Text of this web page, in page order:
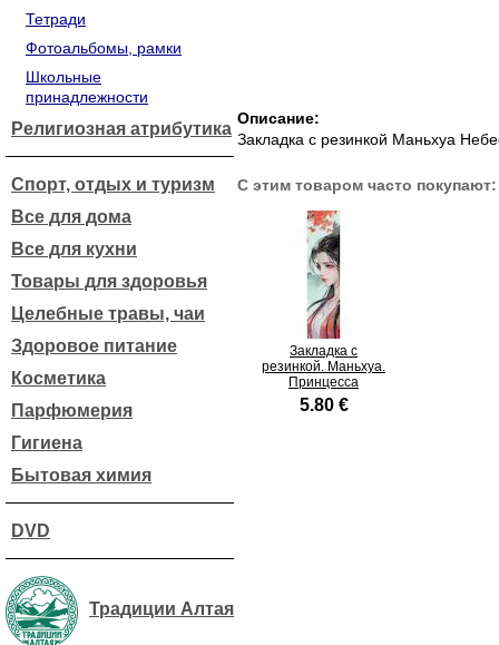
Тетради
Фотоальбомы, рамки
Школьные
принадлежности
Религиозная атрибутика
Спорт, отдых и туризм
Все для дома
Все для кухни
Товары для здоровья
Целебные травы, чаи
Здоровое питание
Косметика
Парфюмерия
Гигиена
Бытовая химия
DVD
Традиции Алтая
Описание:
Закладка с резинкой Маньхуа
С этим товаром часто покупают:
Закладка с
резинкой. Маньхуа.
Принцесса
5.80 €